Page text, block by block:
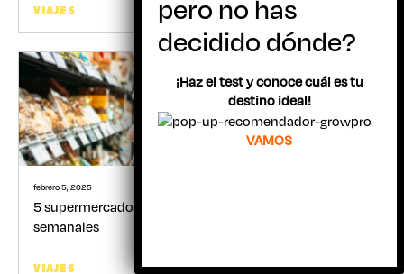
VIAJES Gabriel Belandria
febrero 5, 2025
5 supermercados en Dubái para ahorrar en tus gastos
semanales
VIAJES Gabriel Belandria
¡Haz el test y conoce cuál es tu
destino ideal!
VAMOS